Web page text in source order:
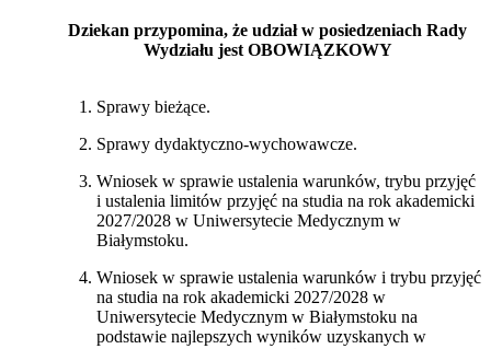
Dziekan przypomina, że udział w posiedzeniach Rady
Wydziału jest OBOWIĄZKOWY
Sprawy bieżące.
Sprawy dydaktyczno-wychowawcze.
Wniosek w sprawie ustalenia warunków, trybu przyjęć
i ustalenia limitów przyjęć na studia na rok akademicki
2027/2028 w Uniwersytecie Medycznym w
Białymstoku.
Wniosek w sprawie ustalenia warunków i trybu przyjęć
na studia na rok akademicki 2027/2028 w
Uniwersytecie Medycznym w Białymstoku na
podstawie najlepszych wyników uzyskanych w